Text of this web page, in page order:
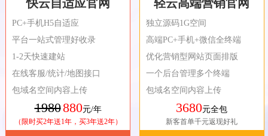
快云自适应官网
PC+手机H5自适应
平台一站式管理好收录
1-2天快速建站
在线客服/统计/地图接口
包域名空间内容上传
1980880元/年
（限时买2年送1年，买3年送2年）
轻云高端营销官网
独立源码1G空间
高端PC+手机+微信全终端
优化营销型网站页面排版
一个后台管理多个终端
包域名空间内容上传
3680元全包
新客首单千元返现好礼